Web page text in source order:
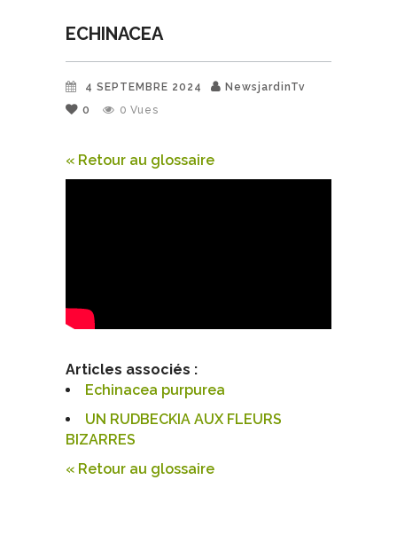
ECHINACEA
4 SEPTEMBRE 2024
NewsjardinTv
0
0 Vues
« Retour au glossaire
Articles associés :
Echinacea purpurea
UN RUDBECKIA AUX FLEURS
BIZARRES
« Retour au glossaire